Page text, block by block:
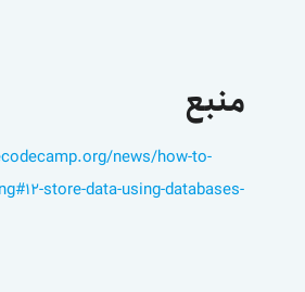
منبع
news/how-to-
store-data-using-databases-